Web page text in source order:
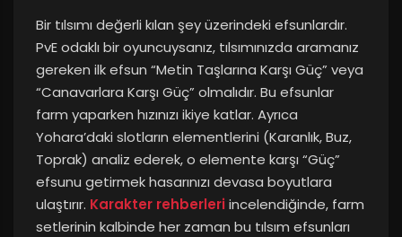
Bir tılsımı değerli kılan şey üzerindeki efsunlardır.
PvE odaklı bir oyuncuysanız, tılsımınızda aramanız
gereken ilk efsun “Metin Taşlarına Karşı Güç” veya
“Canavarlara Karşı Güç” olmalıdır. Bu efsunlar
farm yaparken hızınızı ikiye katlar. Ayrıca
Yohara’daki slotların elementlerini (Karanlık, Buz,
Toprak) analiz ederek, o elemente karşı “Güç”
efsunu getirmek hasarınızı devasa boyutlara
ulaştırır. Karakter rehberleriincelendiğinde, farm
setlerinin kalbinde her zaman bu tılsım efsunları